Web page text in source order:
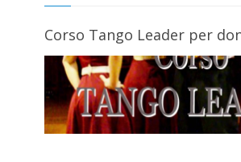
Corso Tango Leader per